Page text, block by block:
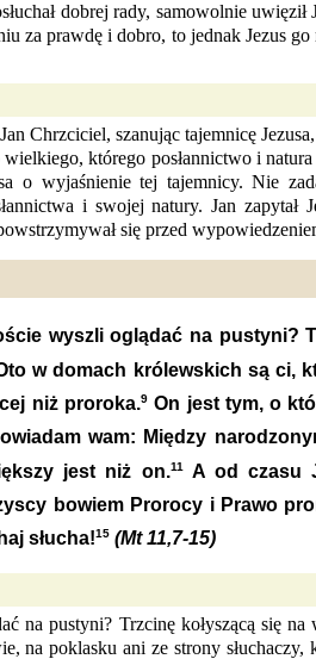
dobrej rady, samowolnie
za prawdę i dobro, to jednak Jezus
Jan Chrzciciel, szanując tajemnicę
którego posłannictwo i
o wyjaśnienie tej tajemnicy. Nie
i swojej natury. Jan
się przed
wyszli oglądać na pustyni?
w domach królewskich są ci,
niż proroka.9On jest tym, o
wam: Między
jest niż on.11A od czasu
bowiem Prorocy i Prawo
słucha!15 (Mt 11,7-15)
na pustyni? Trzcinę kołyszącą się na
na poklasku ani ze strony